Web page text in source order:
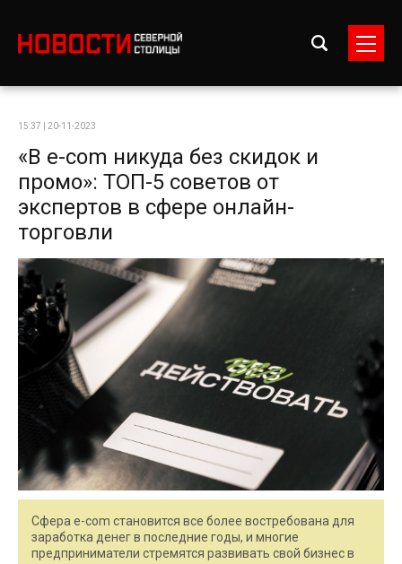
15:37 | 20-11-2023
«В e-com никуда без скидок и
промо»: ТОП-5 советов от
экспертов в сфере онлайн-
торговли
Сфера e-com становится все более востребована для
заработка денег в последние годы, и многие
предприниматели стремятся развивать свой бизнес в